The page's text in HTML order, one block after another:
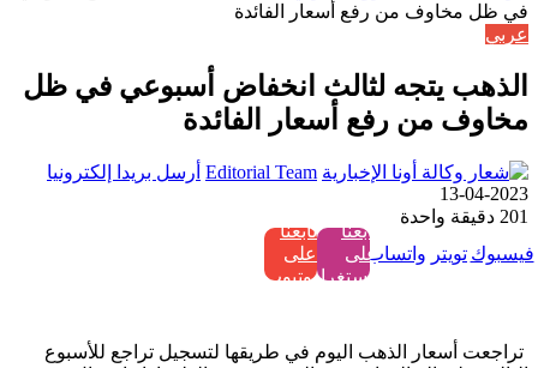
في ظل مخاوف من رفع أسعار الفائدة
عربي
الذهب يتجه لثالث انخفاض أسبوعي في ظل
مخاوف من رفع أسعار الفائدة
Editorial Team أرسل بريدا إلكترونيا
2023-04-13
201 دقيقة واحدة
فيسبوك تويتر واتساب
تابعنا
على
إنستغرام
تابعنا
على
يوتيوب
تراجعت أسعار الذهب اليوم في طريقها لتسجيل تراجع للأسبوع